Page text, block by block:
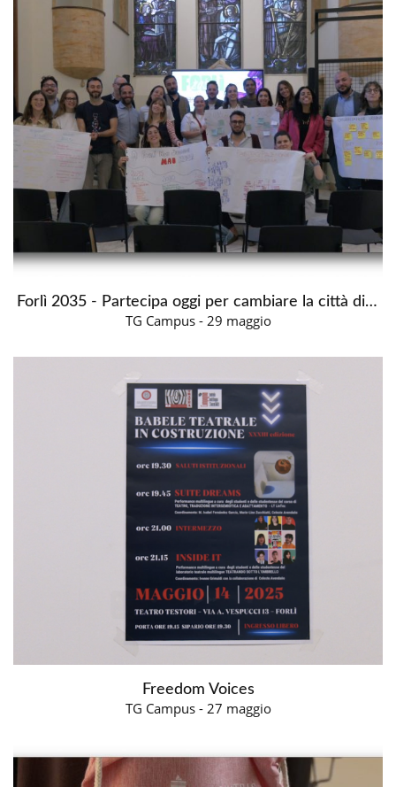
Forlì 2035 - Partecipa oggi per cambiare la città di domani
TG Campus - 29 maggio
Freedom Voices
TG Campus - 27 maggio